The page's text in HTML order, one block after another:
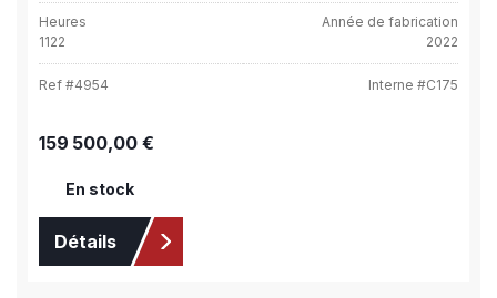
Heures
1122
Année de fabrication
2022
Ref #4954 Interne #C175
Prix régulier :
159 500,00 €
En stock
Détails